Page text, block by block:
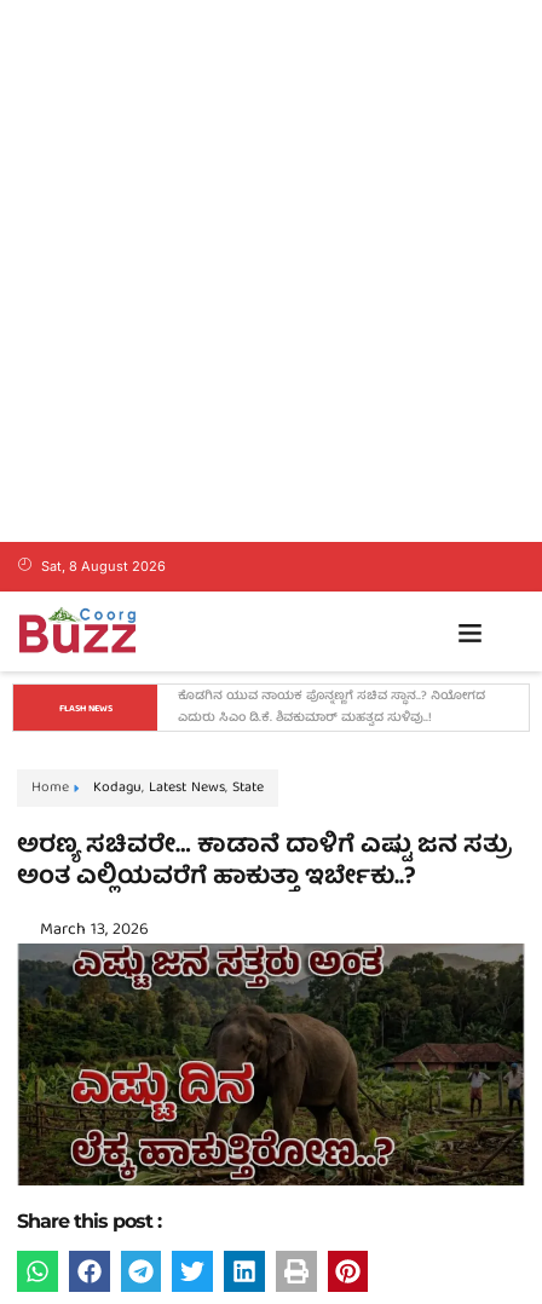
Sat, 8 August 2026
FLASH NEWS
ಡ್ರಗ್ಸ್ ಬೇಡ, ಕನಸುಗಳನ್ನು ಬೆನ್ನಟ್ಟಿ: ಬೆಂಗಳೂರಿನಲ್ಲಿ ಕೊಡಗು ಬ್ಯಾಡ್ಮಿಂಟನ್
ಟೂರ್ನಿ ಯಶಸ್ವಿ
Home Kodagu, Latest News,State
ಅರಣ್ಯ ಸಚಿವರೇ… ಕಾಡಾನೆ ದಾಳಿಗೆ ಎಷ್ಟು ಜನ ಸತ್ರು
ಅಂತ ಎಲ್ಲಿಯವರೆಗೆ ಹಾಕುತ್ತಾ ಇರ್ಬೇಕು..?
March 13, 2026
Share this post :